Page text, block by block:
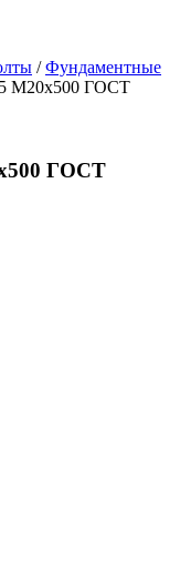
/ Фундаментные
М20х500 ГОСТ
ГОСТ